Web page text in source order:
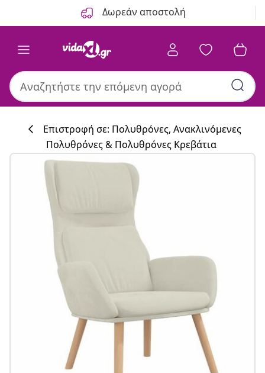
Δωρεάν αποστολή
#sharemevidaxl
Επιστροφή σε: Πολυθρόνες, Ανακλινόμενες
Πολυθρόνες & Πολυθρόνες Κρεβάτια